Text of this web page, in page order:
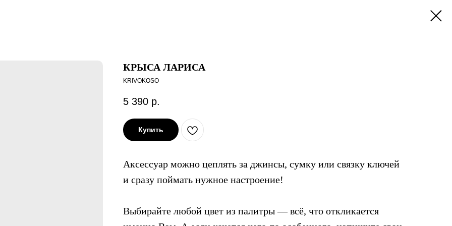
КРЫСА ЛАРИСА
KRIVOKOSO
5 390 р.
Купить
Аксессуар можно цеплять за джинсы, сумку или связку ключей
и сразу поймать нужное настроение!
Выбирайте любой цвет из палитры — всё, что откликается